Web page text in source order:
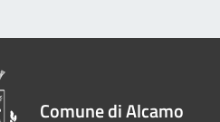
Comune di Alcamo